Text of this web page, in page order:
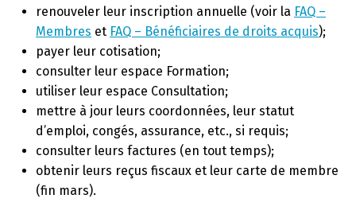
renouveler leur inscription annuelle (voir la FAQ –
Membres et FAQ – Bénéficiaires de droits acquis);
payer leur cotisation;
consulter leur espace Formation;
utiliser leur espace Consultation;
mettre à jour leurs coordonnées, leur statut
d’emploi, congés, assurance, etc., si requis;
consulter leurs factures (en tout temps);
obtenir leurs reçus fiscaux et leur carte de membre
(fin mars).